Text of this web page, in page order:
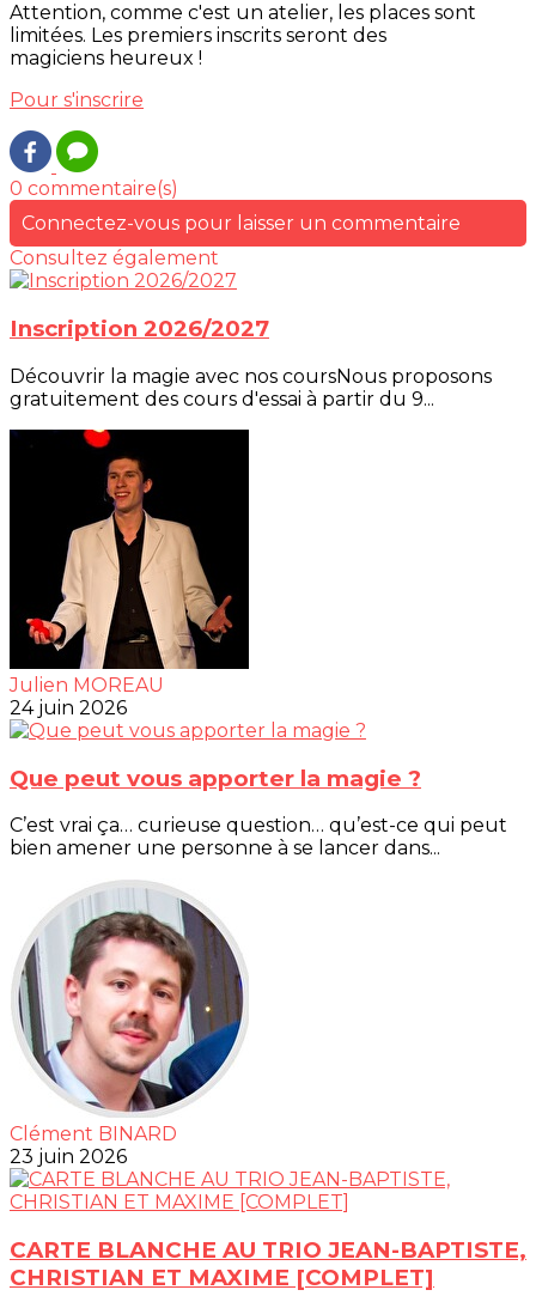
Attention, comme c'est un atelier, les places sont
limitées. Les premiers inscrits seront des
magiciens heureux !
Pour s'inscrire
0 commentaire(s)
Connectez-vous pour laisser un commentaire
Consultez également
Inscription 2026/2027
Découvrir la magie avec nos coursNous proposons
gratuitement des cours d'essai à partir du 9...
Julien MOREAU
24 juin 2026
Que peut vous apporter la magie ?
C’est vrai ça… curieuse question… qu’est-ce qui peut
bien amener une personne à se lancer dans...
Clément BINARD
23 juin 2026
CARTE BLANCHE AU TRIO JEAN-BAPTISTE,
CHRISTIAN ET MAXIME [COMPLET]